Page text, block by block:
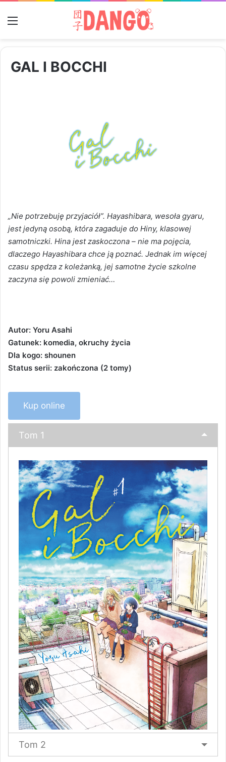
GAL I BOCCHI
„Nie potrzebuję przyjaciół”. Hayashibara, wesoła gyaru,
jest jedyną osobą, która zagaduje do Hiny, klasowej
samotniczki. Hina jest zaskoczona – nie ma pojęcia,
dlaczego Hayashibara chce ją poznać. Jednak im więcej
czasu spędza z koleżanką, jej samotne życie szkolne
zaczyna się powoli zmieniać…
Autor: Yoru Asahi
Gatunek: komedia, okruchy życia
Dla kogo: shounen
Status serii: zakończona (2 tomy)
Kup online
Tom 1
Tom 2